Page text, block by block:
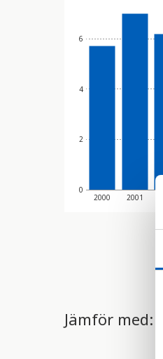
0
2
4
6
2000 2001
Jämför med: